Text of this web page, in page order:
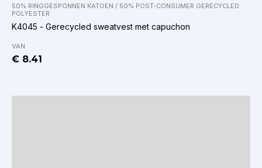
50% RINGGESPONNEN KATOEN / 50% POST-CONSUMER GERECYCLED
POLYESTER.
K4045 - Gerecycled sweatvest met capuchon
VAN
€ 8.41